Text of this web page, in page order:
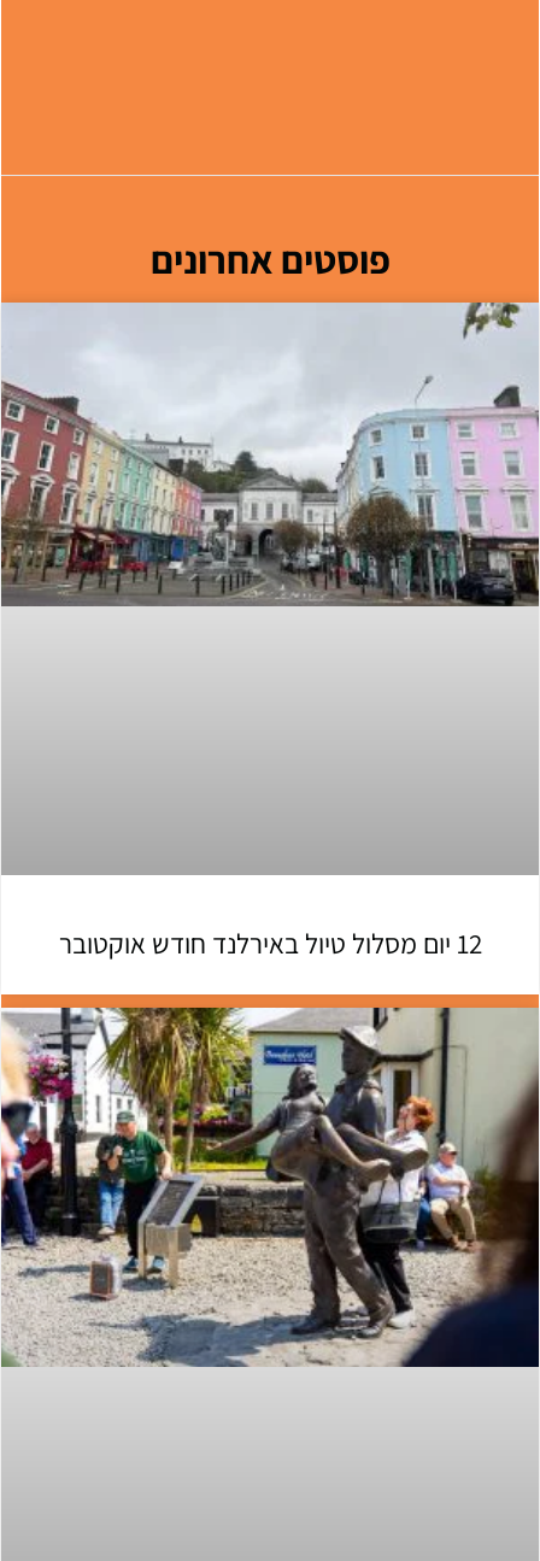
פוסטים אחרונים
12 יום מסלול טיול באירלנד חודש אוקטובר